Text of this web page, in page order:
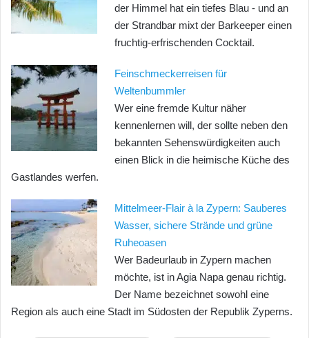
der Himmel hat ein tiefes Blau - und an
der Strandbar mixt der Barkeeper einen
fruchtig-erfrischenden Cocktail.
Feinschmeckerreisen für
Weltenbummler
Wer eine fremde Kultur näher
kennenlernen will, der sollte neben den
bekannten Sehenswürdigkeiten auch
einen Blick in die heimische Küche des
Gastlandes werfen.
Mittelmeer-Flair à la Zypern: Sauberes
Wasser, sichere Strände und grüne
Ruheoasen
Wer Badeurlaub in Zypern machen
möchte, ist in Agia Napa genau richtig.
Der Name bezeichnet sowohl eine
Region als auch eine Stadt im Südosten der Republik Zyperns.